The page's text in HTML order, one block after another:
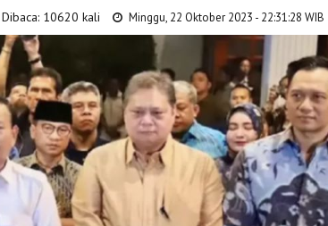
Dibaca: 10620 kali Minggu, 22 Oktober 2023 - 22:31:28 WIB